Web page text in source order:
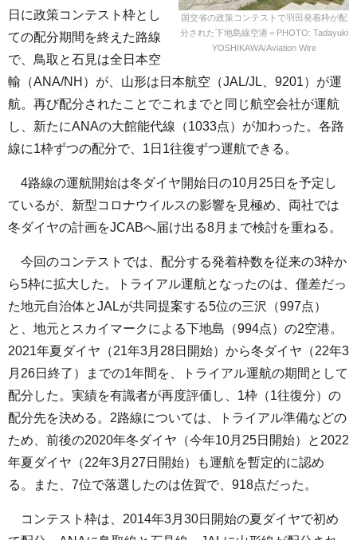
国交省の政策コンテストで羽田発着枠が配
分された下地島線空港＝PHOTO: Tadayuki
YOSHIKAWA/Aviation Wire
日に政策コンテスト枠とし
ての配分期間を終えた路線
で、鳥取と石見は全日本空
輸（ANA/NH）が、山形は日本航空（JAL/JL、9201）が運
航。再び配分されたことでこれまでと同じ航空会社が運航
し、新たにANAの大館能代線（1033点）が加わった。各路
線に1枠ずつの配分で、1日1往復ずつ運航できる。
4路線の運航開始は冬ダイヤ開始日の10月25日を予定し
ているが、新型コロナウイルスの影響を見極め、両社では
冬ダイヤの計画をJCABへ届け出る8月まで検討を重ねる。
今回のコンテストでは、配分する発着枠数を従来の3枠か
ら5枠に拡大した。トライアル運航となったのは、僅差だっ
た地元自治体とJALが共同提案する5位の三沢（997点）
と、地元とスカイマークによる下地島（994点）の2空港。
2021年夏ダイヤ（21年3月28日開始）から冬ダイヤ（22年3
月26日終了）までの1年間を、トライアル運航の期間として
配分した。実績を有識者が再度評価し、1枠（1往復分）の
配分先を決める。2路線については、トライアル準備などの
ため、前後の2020年冬ダイヤ（今年10月25日開始）と2022
年夏ダイヤ（22年3月27日開始）も運航を暫定的に認め
る。また、7位で落選したのは佐賀で、918点だった。
コンテスト枠は、2014年3月30日開始の夏ダイヤで初め